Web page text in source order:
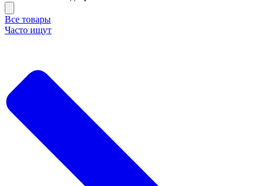
Все товары
Часто ищут